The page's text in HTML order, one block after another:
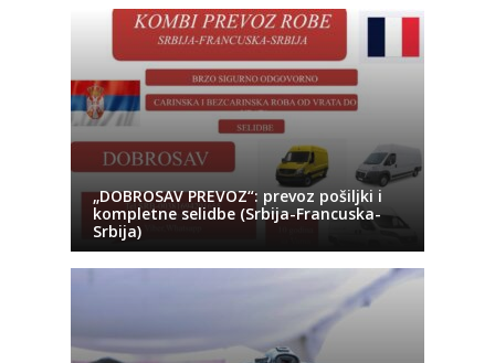
„DOBROSAV PREVOZ“: prevoz pošiljki i
kompletne selidbe (Srbija-Francuska-
Srbija)